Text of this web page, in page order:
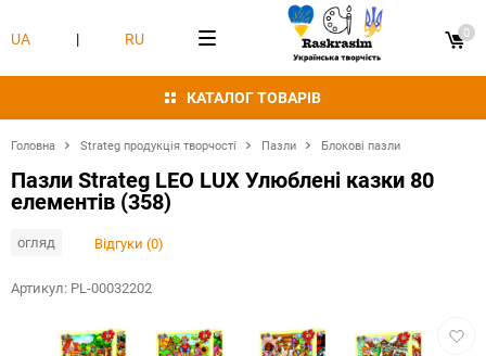
КАТАЛОГ ТОВАРІВ
UA | RU 0
Головна Strateg продукція творчості Пазли Блокові пазли
Пазли Strateg LEO LUX Улюблені казки 80
елементів (358)
огляд Відгуки (0)
Артикул: PL-00032202